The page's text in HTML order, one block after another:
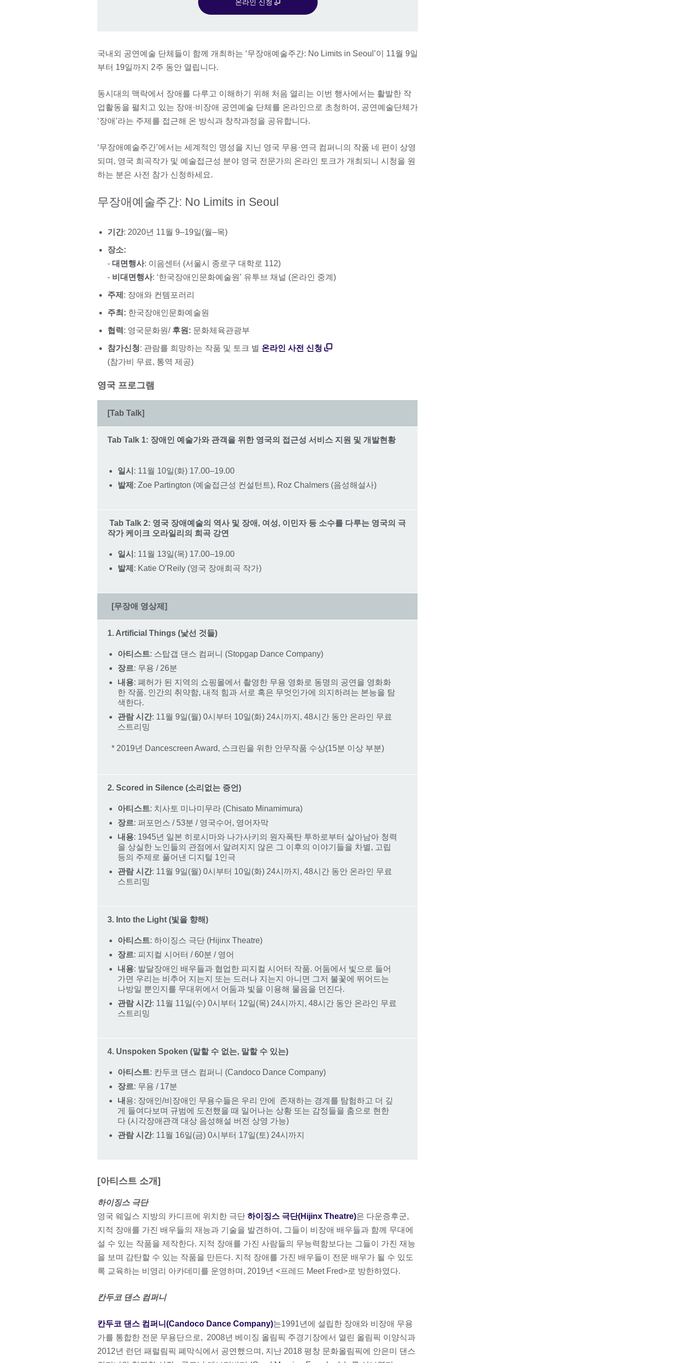
온라인 신청
국내외 공연예술 단체들이 함께 개최하는 ‘무장애예술주간: No Limits in Seoul’이 11월 9일
부터 19일까지 2주 동안 열립니다.
동시대의 맥락에서 장애를 다루고 이해하기 위해 처음 열리는 이번 행사에서는 활발한 작
업활동을 펼치고 있는 장애·비장애 공연예술 단체를 온라인으로 초청하여, 공연예술단체가
‘장애’라는 주제를 접근해 온 방식과 창작과정을 공유합니다.
‘무장애예술주간’에서는 세계적인 명성을 지닌 영국 무용·연극 컴퍼니의 작품 네 편이 상영
되며, 영국 희곡작가 및 예술접근성 분야 영국 전문가의 온라인 토크가 개최되니 시청을 원
하는 분은 사전 참가 신청하세요.
무장애예술주간: No Limits in Seoul
기간: 2020년 11월 9–19일(월–목)
장소:
- 대면행사: 이음센터 (서울시 종로구 대학로 112)
- 비대면행사: ‘한국장애인문화예술원’ 유투브 채널 (온라인 중계)
주제 : 장애와 컨템포러리
주최: 한국장애인문화예술원
협력 : 영국문화원/ 후원: 문화체육관광부
참가신청: 관람를 희망하는 작품 및 토크 별 온라인 사전 신청
(참가비 무료, 통역 제공)
영국 프로그램
[Tab Talk]
Tab Talk 1: 장애인 예술가와 관객을 위한 영국의 접근성 서비스 지원 및 개발현황
일시 : 11월 10일(화) 17.00–19.00
발제 : Zoe Partington (예술접근성 컨설턴트), Roz Chalmers (음성해설사)
Tab Talk 2: 영국 장애예술의 역사 및 장애, 여성, 이민자 등 소수를 다루는 영국의 극
작가 케이크 오라일리의 희곡 강연
일시 : 11월 13일(목) 17.00–19.00
발제 : Katie O’Reily (영국 장애희곡 작가)
[무장애 영상제]
1. Artificial Things (낯선 것들)
아티스트: 스탑갭 댄스 컴퍼니 (Stopgap Dance Company)
장르: 무용 / 26분
내용: 폐허가 된 지역의 쇼핑몰에서 촬영한 무용 영화로 동명의 공연을 영화화
한 작품. 인간의 취약함, 내적 힘과 서로 혹은 무엇인가에 의지하려는 본능을 탐
색한다.
관람 시간: 11월 9일(월) 0시부터 10일(화) 24시까지, 48시간 동안 온라인 무료
스트리밍
* 2019년 Dancescreen Award, 스크린을 위한 안무작품 수상(15분 이상 부분)
2. Scored in Silence (소리없는 증언)
아티스트: 치사토 미나미무라 (Chisato Minamimura)
장르: 퍼포먼스 / 53분 / 영국수어, 영어자막
내용: 1945년 일본 히로시마와 나가사키의 원자폭탄 투하로부터 살아남아 청력
을 상실한 노인들의 관점에서 알려지지 않은 그 이후의 이야기들을 차별, 고립
등의 주제로 풀어낸 디지털 1인극
관람 시간: 11월 9일(월) 0시부터 10일(화) 24시까지, 48시간 동안 온라인 무료
스트리밍
3. Into the Light (빛을 향해)
아티스트: 하이징스 극단 (Hijinx Theatre)
장르: 피지컬 시어터 / 60분 / 영어
내용: 발달장애인 배우들과 협업한 피지컬 시어터 작품. 어둠에서 빛으로 들어
가면 우리는 비추어 지는지 또는 드러나 지는지 아니면 그저 불꽃에 뛰어드는
나방일 뿐인지를 무대위에서 어둠과 빛을 이용해 물음을 던진다.
관람 시간: 11월 11일(수) 0시부터 12일(목) 24시까지, 48시간 동안 온라인 무료
스트리밍
4. Unspoken Spoken (말할 수 없는, 말할 수 있는)
아티스트: 칸두코 댄스 컴퍼니 (Candoco Dance Company)
장르: 무용 / 17분
내 용: 장애인/비장애인 무용수들은 우리 안에 존재하는 경계를 탐험하고 더 깊
게 들여다보며 규범에 도전했을 때 일어나는 상황 또는 감정들을 춤으로 현한
다 (시각장애관객 대상 음성해설 버전 상영 가능)
관람 시간: 11월 16일(금) 0시부터 17일(토) 24시까지
[아티스트 소개]
하이징스 극단
영국 웨일스 지방의 카디프에 위치한 극단 하이징스 극단(Hijinx Theatre)은 다운증후군,
지적 장애를 가진 배우들의 재능과 기술을 발견하여, 그들이 비장애 배우들과 함께 무대에
설 수 있는 작품을 제작한다. 지적 장애를 가진 사람들의 무능력함보다는 그들이 가진 재능
을 보며 감탄할 수 있는 작품을 만든다. 지적 장애를 가진 배우들이 전문 배우가 될 수 있도
록 교육하는 비영리 아카데미를 운영하며, 2019년 <프레드 Meet Fred>로 방한하였다.
칸두코 댄스 컴퍼니
칸두코 댄스 컴퍼니(Candoco Dance Company)는1991년에 설립한 장애와 비장애 무용
가를 통합한 전문 무용단으로, 2008년 베이징 올림픽 주경기장에서 열린 올림픽 이양식과
2012년 런던 패럴림픽 폐막식에서 공연했으며, 지난 2018 평창 문화올림픽에 안은미 댄스